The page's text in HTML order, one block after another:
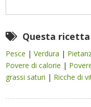
Questa
Pesce |Verdura |
Povere di calorie |
grassi saturi | Ricche di